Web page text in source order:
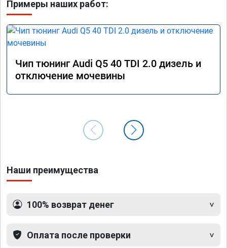
Примеры наших работ:
Чип тюнинг Audi Q5 40 TDI 2.0 дизель и
отключение мочевины
Наши преимущества
100% возврат денег
Оплата после проверки